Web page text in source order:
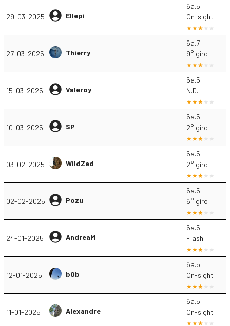
29-03-2025 Ellepi
6a.5
On-sight
27-03-2025 Thierry
6a.7
9° giro
15-03-2025 Valeroy
6a.5
N.D.
10-03-2025 SP
6a.5
2° giro
03-02-2025 WildZed
6a.5
2° giro
02-02-2025 Pozu
6a.5
6° giro
24-01-2025 AndreaM
6a.5
Flash
12-01-2025 b0b
6a.5
On-sight
11-01-2025 Alexandre
6a.5
On-sight